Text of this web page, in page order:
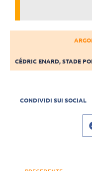
CÉDRIC ENARD,STADE
CONDIVIDI SUI SOCIAL